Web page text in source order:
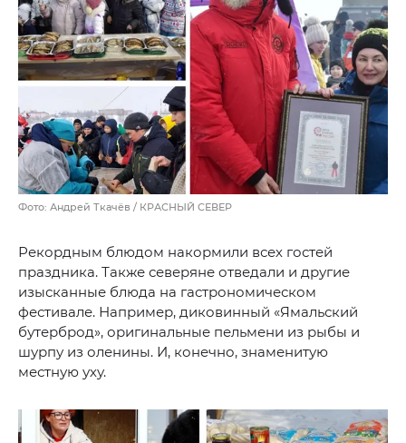
Фото: Андрей Ткачёв / КРАСНЫЙ СЕВЕР
Рекордным блюдом накормили всех гостей
праздника. Также северяне отведали и другие
изысканные блюда на гастрономическом
фестивале. Например, диковинный «Ямальский
бутерброд», оригинальные пельмени из рыбы и
шурпу из оленины. И, конечно, знаменитую
местную уху.